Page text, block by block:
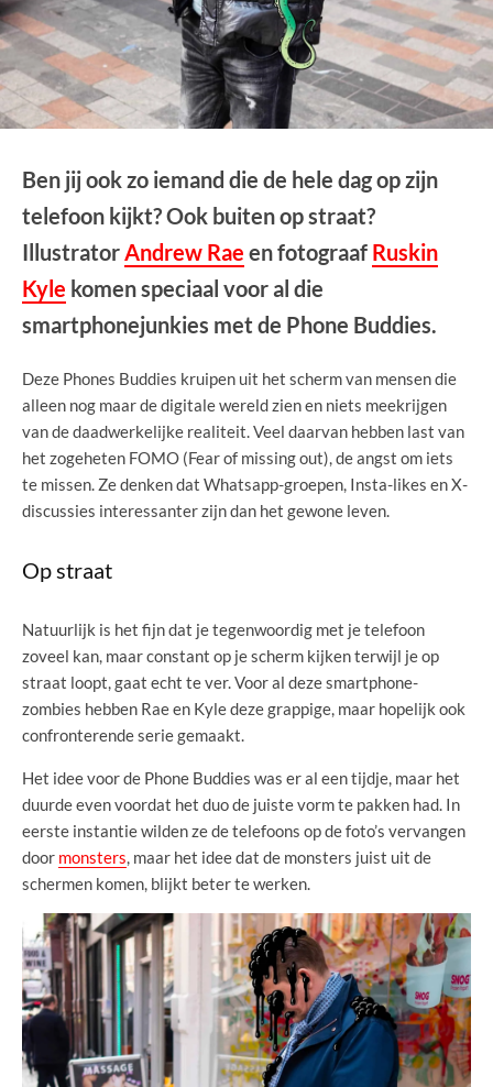
Ben jij ook zo iemand die de hele dag op zijn
telefoon kijkt? Ook buiten op straat?
IllustratorAndrew Rae en fotograaf Ruskin
Kyle komen speciaal voor al die
smartphonejunkies met de Phone Buddies.
Deze Phones Buddies kruipen uit het scherm van mensen die
alleen nog maar de digitale wereld zien en niets meekrijgen
van de daadwerkelijke realiteit. Veel daarvan hebben last van
het zogeheten FOMO (Fear of missing out), de angst om iets
te missen. Ze denken dat Whatsapp-groepen, Insta-likes en X-
discussies interessanter zijn dan het gewone leven.
Op straat
Natuurlijk is het fijn dat je tegenwoordig met je telefoon
zoveel kan, maar constant op je scherm kijken terwijl je op
straat loopt, gaat echt te ver. Voor al deze smartphone-
zombies hebben Rae en Kyle deze grappige, maar hopelijk ook
confronterende serie gemaakt.
Het idee voor de Phone Buddies was er al een tijdje, maar het
duurde even voordat het duo de juiste vorm te pakken had. In
eerste instantie wilden ze de telefoons op de foto’s vervangen
door monsters, maar het idee dat de monsters juist uit de
schermen komen, blijkt beter te werken.